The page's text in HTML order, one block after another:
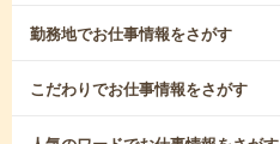
勤務地でお仕事情報をさがす
こだわりでお仕事情報をさがす